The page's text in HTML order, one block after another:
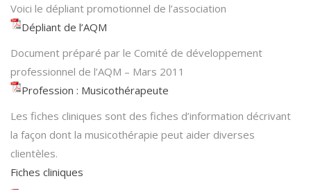
Voici le dépliant promotionnel de l’association
Dépliant de l’AQM
Document préparé par le Comité de développement
professionnel de l’AQM – Mars 2011
Profession : Musicothérapeute
Les fiches cliniques sont des fiches d’information décrivant
la façon dont la musicothérapie peut aider diverses
clientèles.
Fiches cliniques